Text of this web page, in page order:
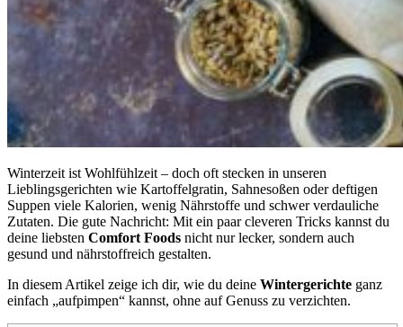
Winterzeit ist Wohlfühlzeit – doch oft stecken in unseren
Lieblingsgerichten wie Kartoffelgratin, Sahnesoßen oder deftigen
Suppen viele Kalorien, wenig Nährstoffe und schwer verdauliche
Zutaten. Die gute Nachricht: Mit ein paar cleveren Tricks kannst du
deine liebsten Comfort Foods nicht nur lecker, sondern auch
gesund und nährstoffreich gestalten.
In diesem Artikel zeige ich dir, wie du deine Wintergerichte ganz
einfach „aufpimpen“ kannst, ohne auf Genuss zu verzichten.